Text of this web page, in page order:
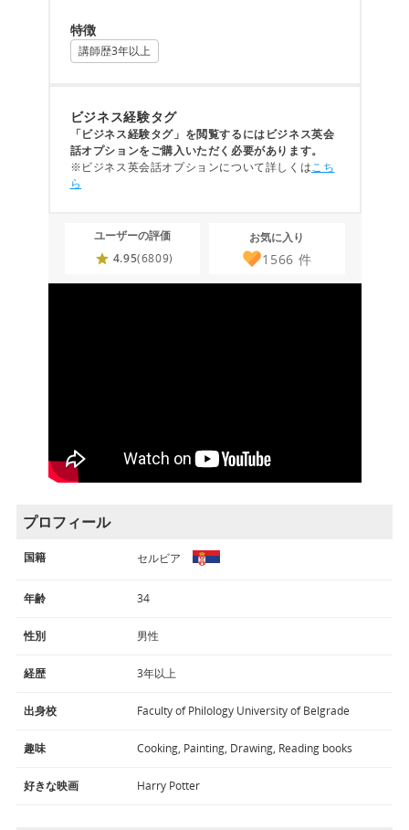
特徴
講師歴3年以上
ビジネス経験タグ
「ビジネス経験タグ」を閲覧するにはビジネス英会
話オプションをご購入いただく必要があります。
※ビジネス英会話オプションについて詳しくはこち
ら
ユーザーの評価
4.95(6809)
お気に入り
1566 件
プロフィール
国籍 セルビア
年齢 34
性別 男性
経歴 3年以上
出身校 Faculty of Philology University of Belgrade
趣味 Cooking, Painting, Drawing, Reading books
好きな映画 Harry Potter